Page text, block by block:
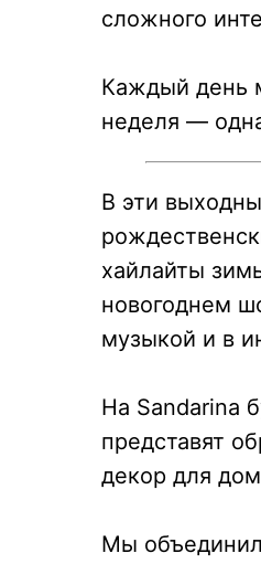
сложного
Каждый день
неделя —
В эти
хайлайты
новогоднем
музыкой и в
На Sandarina
представят
декор для
Мы